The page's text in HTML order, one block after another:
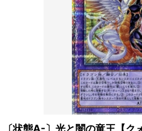
〔状態A-〕光と闇の竜王【